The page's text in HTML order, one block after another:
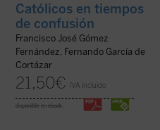
Católicos en tiempos
de confusión
Francisco José Gómez
Fernández, Fernando García de
Cortázar
21,50€ IVA incluido
disponible en ebook: